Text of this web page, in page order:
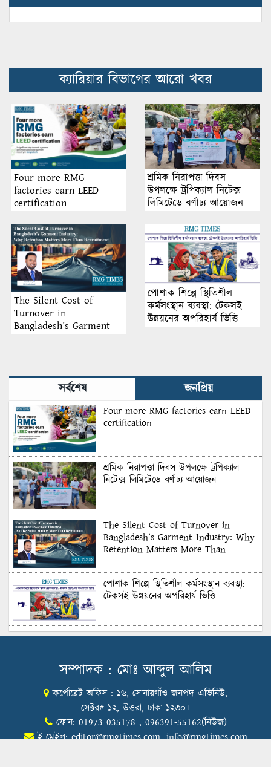
ক্যারিয়ার বিভাগের আরো খবর
Four more RMG
factories earn LEED
certification
শ্রমিক নিরাপত্তা দিবস
উপলক্ষে ট্রপিক্যাল নিটেক্স
লিমিটেডে বর্ণাঢ্য আয়োজন
The Silent Cost of
Turnover in
Bangladesh’s Garment
পোশাক শিল্পে স্থিতিশীল
কর্মসংস্থান ব্যবস্থা: টেকসই
উন্নয়নের অপরিহার্য ভিত্তি
সর্বশেষ জনপ্রিয়
Four more RMG factories earn LEED
certification
শ্রমিক নিরাপত্তা দিবস উপলক্ষে ট্রপিক্যাল
নিটেক্স লিমিটেডে বর্ণাঢ্য আয়োজন
The Silent Cost of Turnover in
Bangladesh’s Garment Industry: Why
Retention Matters More Than
পোশাক শিল্পে স্থিতিশীল কর্মসংস্থান ব্যবস্থা:
টেকসই উন্নয়নের অপরিহার্য ভিত্তি
শুল্কের দেয়াল ভাঙার সুযোগ: মার্কিন বাজারে
Honoring Excellence: Texstream
Fashion Ltd. Rewards Best Workers–
2026
সম্পাদক : মোঃ আব্দুল আলিম
কর্পোরেট অফিস : ১৬, সোনারগাঁও জনপদ এভিনিউ,
সেক্টর# ১২, উত্তরা, ঢাকা-১২৩০।
ফোন: 01973 035178 , 096391-55162(নিউজ)
ই-মেইল:editor@rmgtimes.com,info@rmgtimes.com